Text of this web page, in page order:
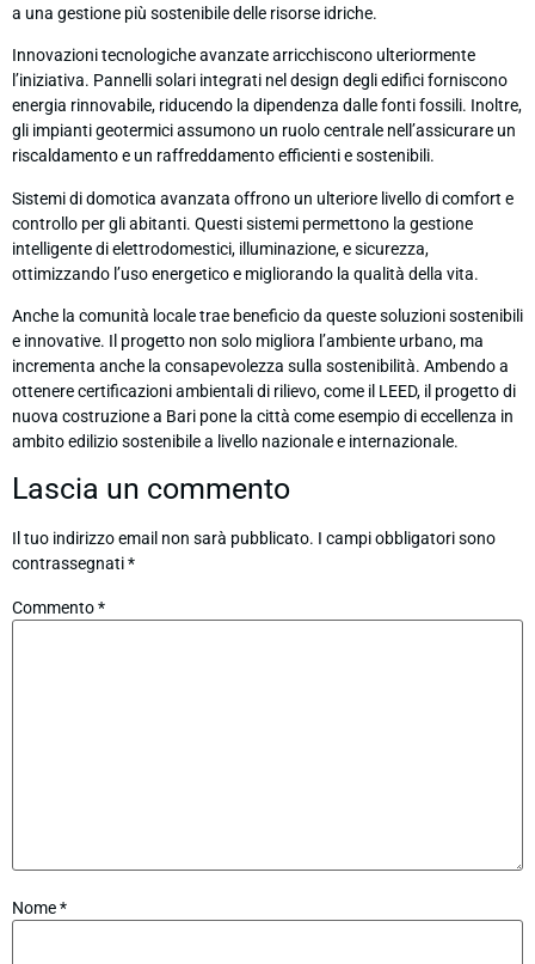
a una gestione più sostenibile delle risorse idriche.
Innovazioni tecnologiche avanzate arricchiscono ulteriormente
l’iniziativa. Pannelli solari integrati nel design degli edifici forniscono
energia rinnovabile, riducendo la dipendenza dalle fonti fossili. Inoltre,
gli impianti geotermici assumono un ruolo centrale nell’assicurare un
riscaldamento e un raffreddamento efficienti e sostenibili.
Sistemi di domotica avanzata offrono un ulteriore livello di comfort e
controllo per gli abitanti. Questi sistemi permettono la gestione
intelligente di elettrodomestici, illuminazione, e sicurezza,
ottimizzando l’uso energetico e migliorando la qualità della vita.
Anche la comunità locale trae beneficio da queste soluzioni sostenibili
e innovative. Il progetto non solo migliora l’ambiente urbano, ma
incrementa anche la consapevolezza sulla sostenibilità. Ambendo a
ottenere certificazioni ambientali di rilievo, come il LEED, il progetto di
nuova costruzione a Bari pone la città come esempio di eccellenza in
ambito edilizio sostenibile a livello nazionale e internazionale.
Lascia un commento
Il tuo indirizzo email non sarà pubblicato. I campi obbligatori sono
contrassegnati*
Commento*
Nome*